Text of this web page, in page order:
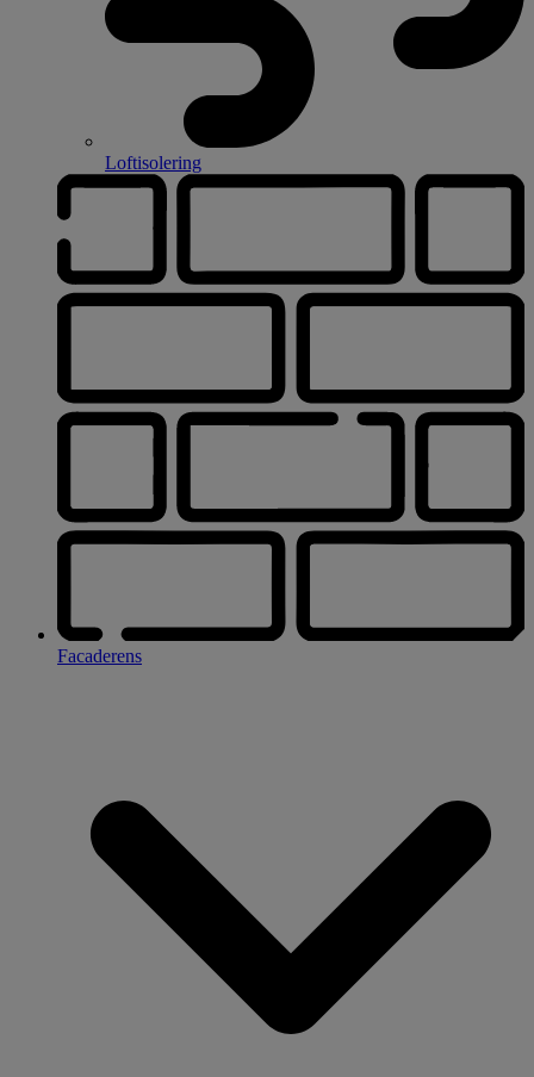
Loftisolering
Facaderens